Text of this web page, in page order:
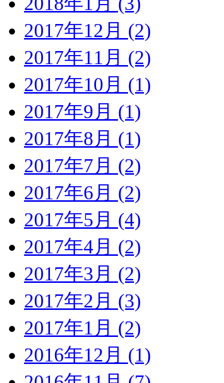
2017年12月 (2)
2017年11月 (2)
2017年10月 (1)
2017年9月 (1)
2017年8月 (1)
2017年7月 (2)
2017年6月 (2)
2017年5月 (4)
2017年4月 (2)
2017年3月 (2)
2017年2月 (3)
2017年1月 (2)
2016年12月 (1)